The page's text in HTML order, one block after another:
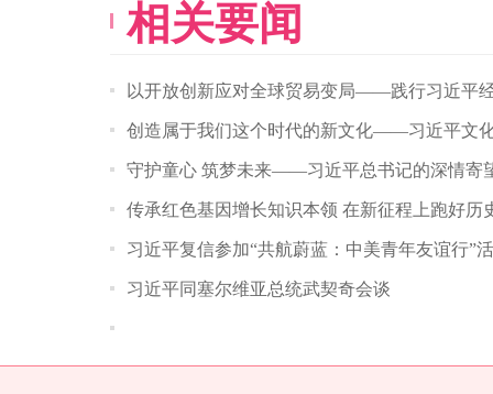
相关要闻
以开放创新应对全球贸易变局——践行习近平
创造属于我们这个时代的新文化——习近平文
守护童心 筑梦未来——习近平总书记的深情寄
传承红色基因增长知识本领 在新征程上跑好历
习近平复信参加“共航蔚蓝：中美青年友谊行”
习近平同塞尔维亚总统武契奇会谈